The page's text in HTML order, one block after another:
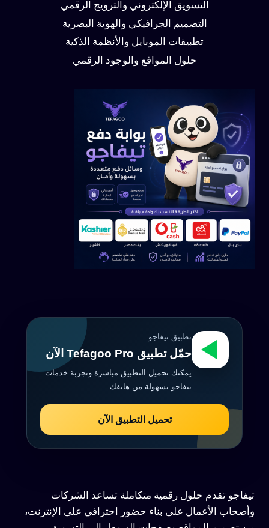
التسويق الإلكتروني والترويج الرقمي
التصميم الجرافيكي والهوية البصرية
تطبيقات الموبايل والأنظمة الذكية
حلول المواقع والوجود الرقمي
تطبيق تيفاجو
حمّل تطبيق Tefagoo Pro الآن
يمكنك تحميل التطبيق مباشرة وتجربة خدمات
تيفاجو بسهولة من هاتفك.
تحميل التطبيق الآن
تيفاجو تقدم حلول رقمية متكاملة تساعد الشركات
وأصحاب الأعمال على بناء حضور احترافي على الإنترنت،